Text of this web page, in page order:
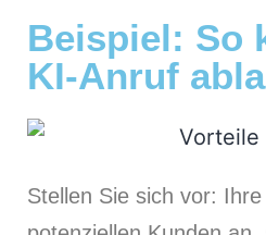
Beispiel: So
KI-Anruf
Stellen Sie sich vor: